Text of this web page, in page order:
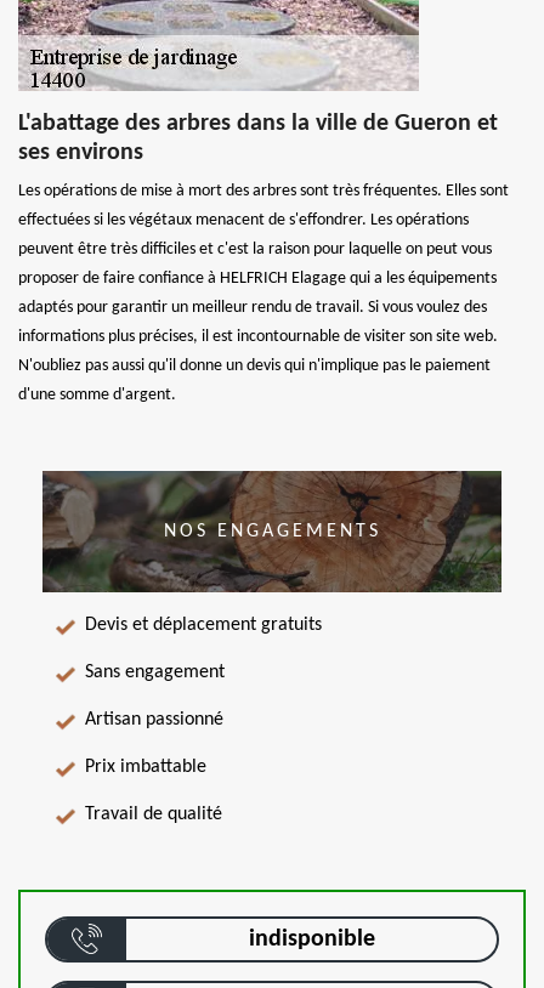
L'abattage des arbres dans la ville de Gueron et
ses environs
Les opérations de mise à mort des arbres sont très fréquentes. Elles sont
effectuées si les végétaux menacent de s'effondrer. Les opérations
peuvent être très difficiles et c'est la raison pour laquelle on peut vous
proposer de faire confiance à HELFRICH Elagage qui a les équipements
adaptés pour garantir un meilleur rendu de travail. Si vous voulez des
informations plus précises, il est incontournable de visiter son site web.
N'oubliez pas aussi qu'il donne un devis qui n'implique pas le paiement
d'une somme d'argent.
NOS ENGAGEMENTS
Devis et déplacement gratuits
Sans engagement
Artisan passionné
Prix imbattable
Travail de qualité
indisponible